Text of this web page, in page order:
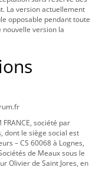
La version actuellement
opposable pendant toute
version la
société par
dont le siège social est
– CS 60068 à Lognes,
de Meaux sous le
Olivier de Saint Jores, en